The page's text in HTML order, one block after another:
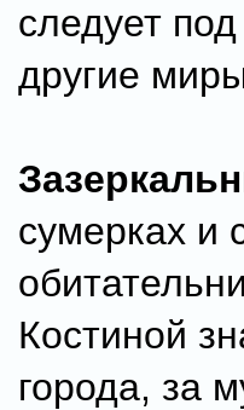
следует
другие
сумерках и
Костиной
города, за